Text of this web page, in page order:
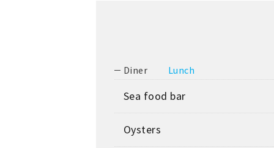
Diner Lunch
Sea food bar
Oysters